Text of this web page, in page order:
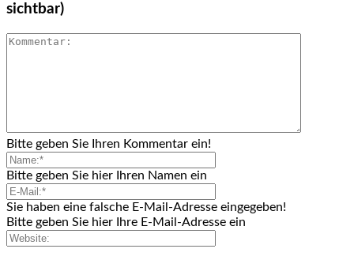
sichtbar)
Bitte geben Sie Ihren Kommentar ein!
Bitte geben Sie hier Ihren Namen ein
Sie haben eine falsche E-Mail-Adresse eingegeben!
Bitte geben Sie hier Ihre E-Mail-Adresse ein